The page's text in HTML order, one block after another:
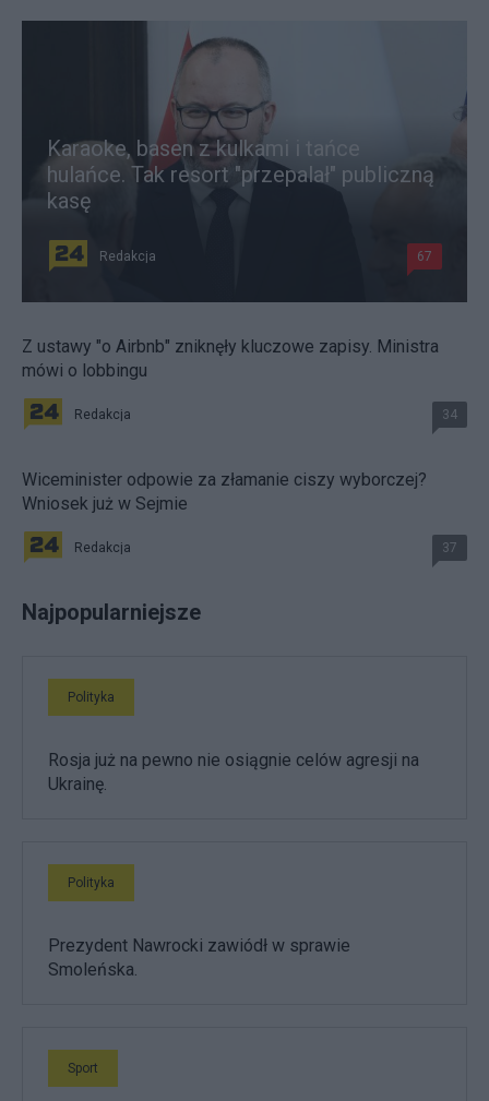
Karaoke, basen z kulkami i tańce
hulańce. Tak resort "przepalał" publiczną
kasę
Redakcja 67
Z ustawy "o Airbnb" zniknęły kluczowe zapisy. Ministra
mówi o lobbingu
Redakcja 34
Wiceminister odpowie za złamanie ciszy wyborczej?
Wniosek już w Sejmie
Redakcja 37
Najpopularniejsze
Polityka
Rosja już na pewno nie osiągnie celów agresji na
Ukrainę.
Polityka
Prezydent Nawrocki zawiódł w sprawie
Smoleńska.
Sport